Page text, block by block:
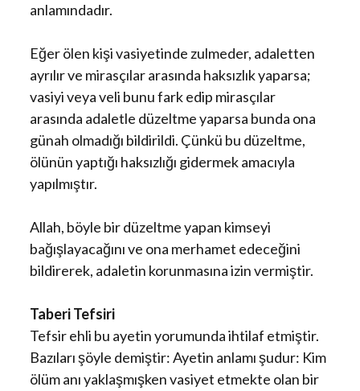
anlamındadır.
Eğer ölen kişi vasiyetinde zulmeder, adaletten
ayrılır ve mirasçılar arasında haksızlık yaparsa;
vasiyi veya veli bunu fark edip mirasçılar
arasında adaletle düzeltme yaparsa bunda ona
günah olmadığı bildirildi. Çünkü bu düzeltme,
ölünün yaptığı haksızlığı gidermek amacıyla
yapılmıştır.
Allah, böyle bir düzeltme yapan kimseyi
bağışlayacağını ve ona merhamet edeceğini
bildirerek, adaletin korunmasına izin vermiştir.
Taberi Tefsiri
Tefsir ehli bu ayetin yorumunda ihtilaf etmiştir.
Bazıları şöyle demiştir: Ayetin anlamı şudur: Kim
ölüm anı yaklaşmışken vasiyet etmekte olan bir